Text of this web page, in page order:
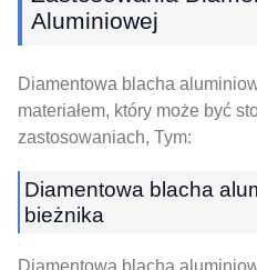
Aluminiowej
Diamentowa blacha
materiałem, który może być
zastosowaniach, Tym:
Diamentowa blacha
bieżnika
Diamentowa blacha